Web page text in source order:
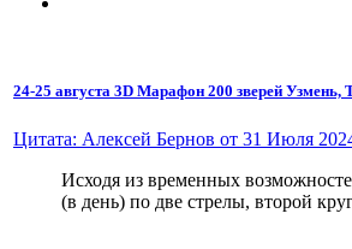
24-25 августа 3D Марафон 200 зверей Узмень,
Цитата: Алексей Бернов от 31 Июля
Исходя из временных
(в день) по две стрелы, второй